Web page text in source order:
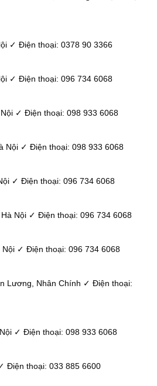
✓ Điện thoại: 0378 90 3366
✓ Điện thoại: 096 734 6068
✓ Điện thoại: 098 933 6068
Nội ✓ Điện thoại: 098 933 6068
✓ Điện thoại: 096 734 6068
Nội ✓ Điện thoại: 096 734 6068
Nội ✓ Điện thoại: 096 734 6068
Lương, Nhân Chính ✓ Điện thoại:
✓ Điện thoại: 098 933 6068
Điện thoại: 033 885 6600